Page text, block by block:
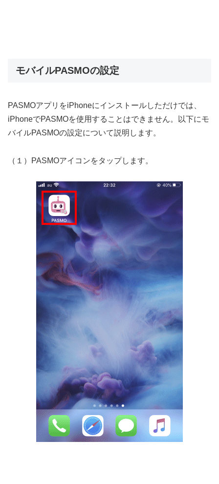
モバイルPASMOの設定
PASMOアプリをiPhoneにインストールしただけでは、
iPhoneでPASMOを使用することはできません。以下にモ
バイルPASMOの設定について説明します。
（１）PASMOアイコンをタップします。